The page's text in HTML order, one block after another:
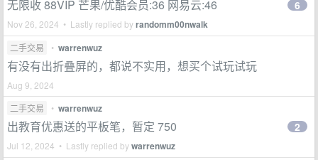
无限收 88VIP 芒果/优酷会员:36 网易云:46
Nov 26, 2024 • Lastly replied byrandomm00nwalk
6
二手交易 • warrenwuz
有没有出折叠屏的，都说不实用，想买个试玩试玩
Aug 9, 2024
二手交易
• warrenwuz
出教育优惠送的平板笔，暂定 750
Jul 12, 2024 • Lastly replied bywarrenwuz
2